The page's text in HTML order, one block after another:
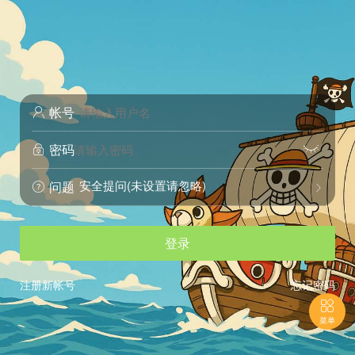
 帐号
 密码 
 问题 
安全提问(未设置请忽略)
登录
忘记密码
注册新帐号

菜单